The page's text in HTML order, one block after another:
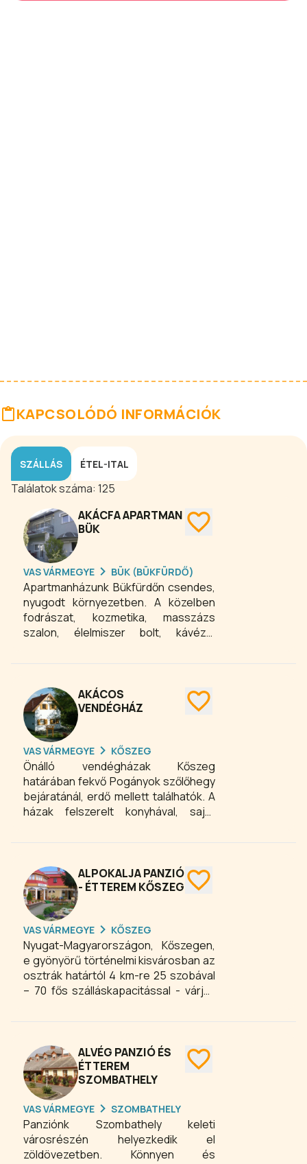
KAPCSOLÓDÓ INFORMÁCIÓK
SZÁLLÁS ÉTEL-ITAL
Találatok száma: 125
AKÁCFA APARTMAN
BÜK
VAS VÁRMEGYE BÜK (BÜKFÜRDŐ)
Apartmanházunk Bükfürdőn csendes,
nyugodt környezetben. A közelben
fodrászat, kozmetika, masszázs
szalon, élelmiszer bolt, kávézó,
éttermek várják a kedves
AKÁCOS
VENDÉGHÁZ
VAS VÁRMEGYE KŐSZEG
Önálló vendégházak Kőszeg
határában fekvő Pogányok szőlőhegy
bejáratánál, erdő mellett találhatók. A
házak felszerelt konyhával, saját
rendelkeznek. 21 fő elhelyezésére van
ALPOKALJA PANZIÓ
- ÉTTEREM KŐSZEG
VAS VÁRMEGYE KŐSZEG
Nyugat-Magyarországon, Kőszegen,
e gyönyörű történelmi kisvárosban az
osztrák határtól 4 km-re 25 szobával
– 70 fős szálláskapacitással - várjuk
részének ablakaiból a Kőszegi-
itt csörgedező Gyöngyös patakra
láthatnak a hozzánk érkező
Vendégeink. A történelmi belváros
tőlünk 1,8 km-re található. Panziónk
egész évben üzemel. Kiválóan
alkalmas mind családok, mind
munkahelyi közösségek,
konferenciák, rendezvények
ALVÉG PANZIÓ ÉS
ÉTTEREM
SZOMBATHELY
VAS VÁRMEGYE SZOMBATHELY
Panziónk Szombathely keleti
városrészén helyezkedik el
zöldövezetben. Könnyen és